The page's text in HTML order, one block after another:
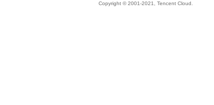
Copyright © 2001-2021, Tencent Cloud.